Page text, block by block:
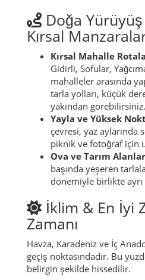
Doğa
Kırsal
Kırsal Mahalle
Gidirli, Sofular,
mahalleler arasında
tarla yolları, küçük
yakından görebilirsiniz.
Yayla ve Yüksek
çevresi, yaz aylarında
piknik ve fotoğraf için
Ova ve Tarım
başında yeşeren
dönemiyle birlikte
İklim & En İyi
Zamanı
Havza, Karadeniz ve İç
geçiş noktasındadır. Bu
belirgin şekilde hissedilir.